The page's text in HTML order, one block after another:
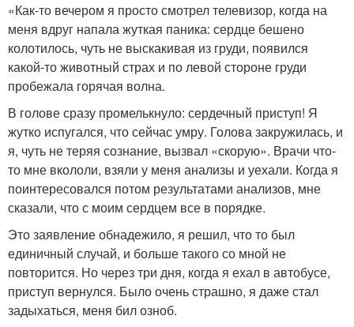
«Как-то вечером я просто смотрел телевизор, когда на
меня вдруг напала жуткая паника: сердце бешено
колотилось, чуть не выскакивая из груди, появился
какой-то животный страх и по левой стороне груди
пробежала горячая волна.
В голове сразу промелькнуло: сердечный приступ! Я
жутко испугался, что сейчас умру. Голова закружилась, и
я, чуть не теряя сознание, вызвал «скорую». Врачи что-
то мне вкололи, взяли у меня анализы и уехали. Когда я
поинтересовался потом результатами анализов, мне
сказали, что с моим сердцем все в порядке.
Это заявление обнадежило, я решил, что то был
единичный случай, и больше такого со мной не
повторится. Но через три дня, когда я ехал в автобусе,
приступ вернулся. Было очень страшно, я даже стал
задыхаться, меня бил озноб.